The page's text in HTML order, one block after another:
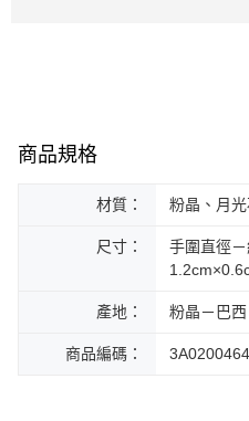
商品規格
材質： 粉晶、月光
尺寸：
手圍直徑
產地： 粉晶－巴
商品編碼： 3A0200464